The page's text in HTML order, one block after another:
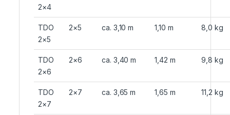
2×4
TDO
2×5
2×5 ca. 3,10 m 1,10 m 8,0 kg
TDO
2×6
2×6 ca. 3,40 m 1,42 m 9,8 kg
TDO
2×7
2×7 ca. 3,65 m 1,65 m 11,2 kg